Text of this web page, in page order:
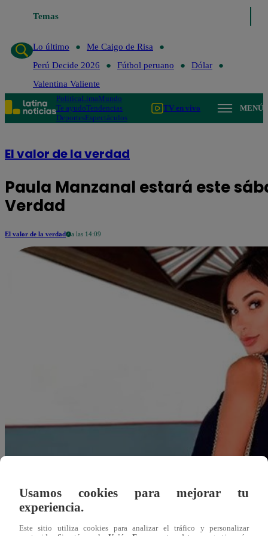
Temas
Lo último
Me Caigo de Risa
Perú Decide 2026
Fútbol peruano
Dólar
Valentina Valiente
PolíticaLimaMundo
Te ayudoTendencias
DeportesEspectáculos
TV en vivo MENÚ
El valor de la verdad
Paula Manzanal estará este
Verdad
El valor de la verdad a las 14:09
Redacción Latina
Usamos cookies para mejorar tu
experiencia.
Este sitio utiliza cookies para analizar el tráfico y personalizar